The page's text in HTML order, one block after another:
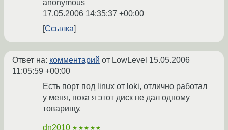
anonymous
17.05.2006 14:35:37 +00:00
Ссылка
Ответ на: комментарий от LowLevel 15.05.2006
11:05:59 +00:00
Есть порт под linux от loki, отлично работал
у меня, пока я этот диск не дал одному
товарищу.
dn2010 ★★★★★